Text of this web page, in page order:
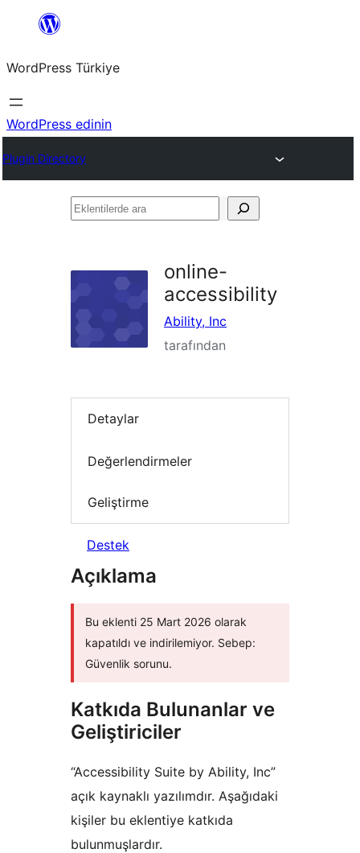
İçeriğe
WordPress Türkiye
WordPress edinin
Plugin Directory
Eklentilerde
online-
accessibility
Ability, Inc
tarafından
Detaylar
Değerlendirmeler
Geliştirme
Destek
Açıklama
Bu eklenti 25 Mart 2026 olarak
kapatıldı ve indirilemiyor. Sebep:
Güvenlik sorunu.
Katkıda Bulunanlar ve
Geliştiriciler
“Accessibility Suite by Ability, Inc”
açık kaynaklı yazılımdır. Aşağıdaki
kişiler bu eklentiye katkıda
bulunmuşlardır.